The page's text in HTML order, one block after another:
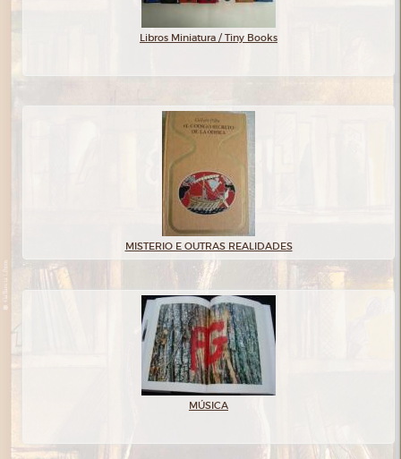
Libros Miniatura / Tiny Books
MISTERIO E OUTRAS REALIDADES
MÚSICA